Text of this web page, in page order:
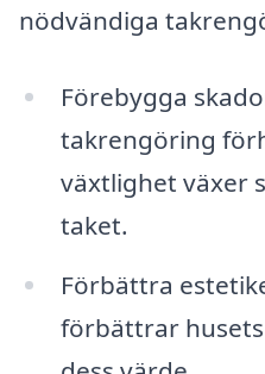
nödvändiga
Förebygga
takrengöring
växtlighet växer
taket.
Förbättra
förbättrar